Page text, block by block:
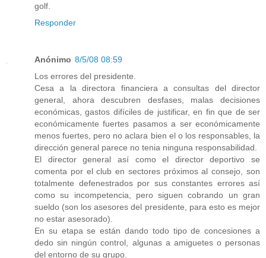
golf.
Responder
Anónimo 8/5/08 08:59
Los errores del presidente.
Cesa a la directora financiera a consultas del director
general, ahora descubren desfases, malas decisiones
económicas, gastos difíciles de justificar, en fin que de ser
económicamente fuertes pasamos a ser económicamente
menos fuertes, pero no aclara bien el o los responsables, la
dirección general parece no tenia ninguna responsabilidad.
El director general así como el director deportivo se
comenta por el club en sectores próximos al consejo, son
totalmente defenestrados por sus constantes errores así
como su incompetencia, pero siguen cobrando un gran
sueldo (son los asesores del presidente, para esto es mejor
no estar asesorado).
En su etapa se están dando todo tipo de concesiones a
dedo sin ningún control, algunas a amiguetes o personas
del entorno de su grupo.